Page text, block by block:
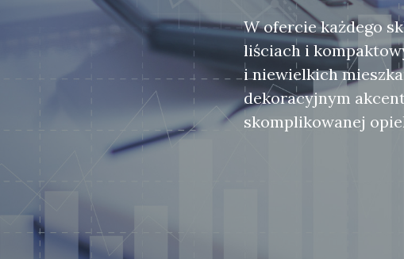
W ofercie każdego
liściach i
i niewielkich
dekoracyjnym
skomplikowanej